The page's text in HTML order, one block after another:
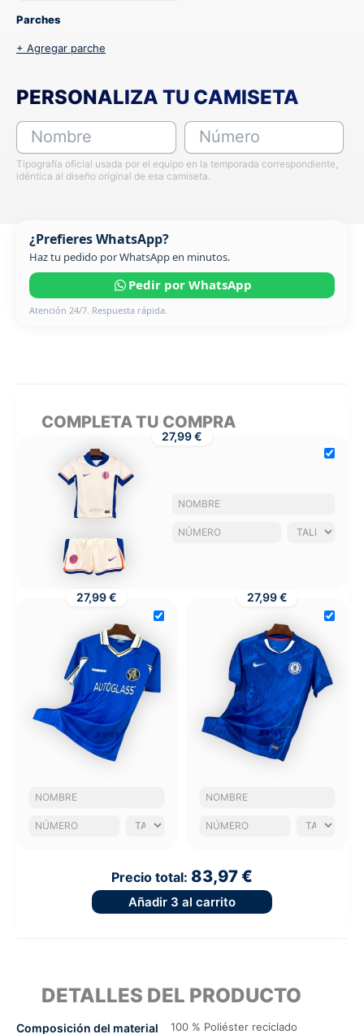
Parches
+ Agregar parche
PERSONALIZA TU CAMISETA
Nombre Número
Tipografía oficial usada por el equipo en la temporada correspondiente,
idéntica al diseño original de esa camiseta.
¿Prefieres WhatsApp?
Haz tu pedido por WhatsApp en minutos.
Pedir por WhatsApp
Atención 24/7. Respuesta rápida.
COMPLETA TU COMPRA
27,99 €
27,99 € 27,99 €
Precio total: 83,97 €
Añadir 3 al carrito
DETALLES DEL PRODUCTO
Composición del material 100 % Poliéster reciclado